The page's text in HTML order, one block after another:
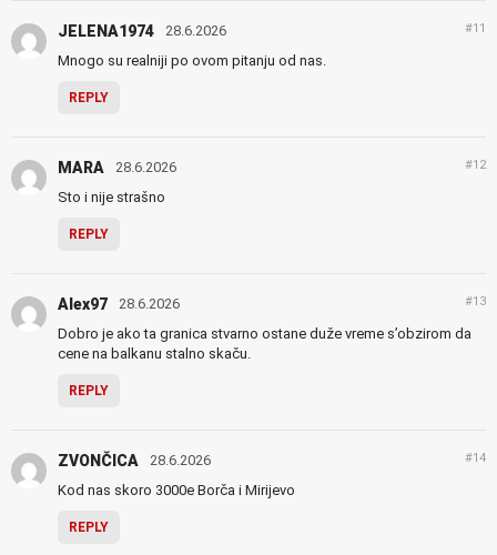
JELENA1974 28.6.2026 #11
Mnogo su realniji po ovom pitanju od nas.
REPLY
MARA 28.6.2026 #12
Sto i nije strašno
REPLY
Alex97 28.6.2026 #13
Dobro je ako ta granica stvarno ostane duže vreme s’obzirom da
cene na balkanu stalno skaču.
REPLY
ZVONČICA 28.6.2026 #14
Kod nas skoro 3000e Borča i Mirijevo
REPLY